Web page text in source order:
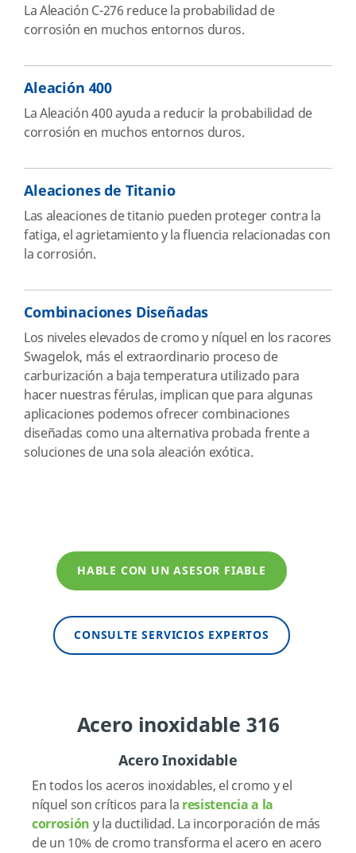
La Aleación C-276 reduce la probabilidad de
corrosión en muchos entornos duros.
Aleación 400
La Aleación 400 ayuda a reducir la probabilidad de
corrosión en muchos entornos duros.
Aleaciones de Titanio
Las aleaciones de titanio pueden proteger contra la
fatiga, el agrietamiento y la fluencia relacionadas con
la corrosión.
Combinaciones Diseñadas
Los niveles elevados de cromo y níquel en los racores
Swagelok, más el extraordinario proceso de
carburización a baja temperatura utilizado para
hacer nuestras férulas, implican que para algunas
aplicaciones podemos ofrecer combinaciones
diseñadas como una alternativa probada frente a
soluciones de una sola aleación exótica.
HABLE CON UN ASESOR FIABLE
CONSULTE SERVICIOS EXPERTOS
Acero inoxidable 316
Acero Inoxidable
En todos los aceros inoxidables, el cromo y el
níquel son críticos para la resistencia a la
corrosión y la ductilidad. La incorporación de más
de un 10% de cromo transforma el acero en acero